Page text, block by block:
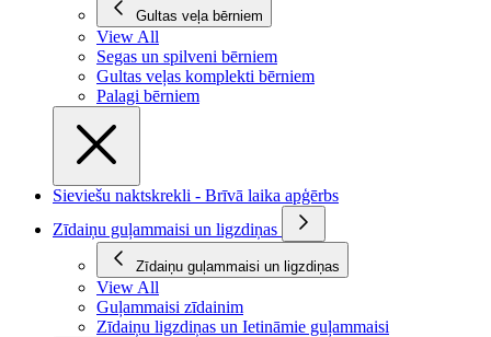
Gultas veļa bērniem
View All
Segas un spilveni bērniem
Gultas veļas komplekti bērniem
Palagi bērniem
Sieviešu naktskrekli - Brīvā laika apģērbs
Zīdaiņu guļammaisi un ligzdiņas
Zīdaiņu guļammaisi un ligzdiņas
View All
Guļammaisi zīdainim
Zīdaiņu ligzdiņas un Ietināmie guļammaisi